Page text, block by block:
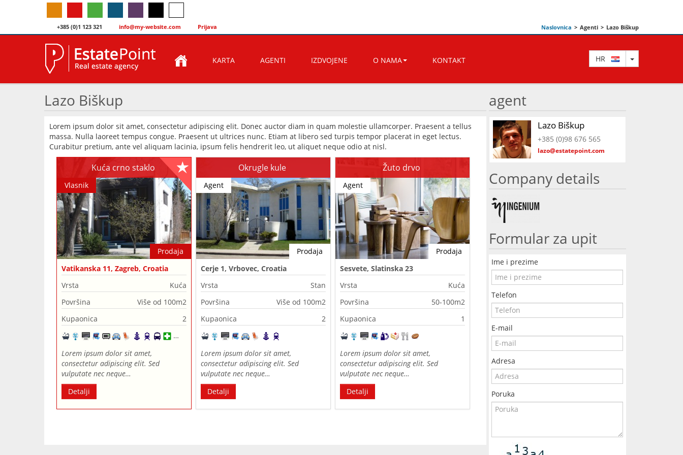
+385 (0)1 123 321 info@my-website.com Prijava Naslovnica > Agenti > Lazo Biškup
HR TOGGLE
KARTA AGENTI IZDVOJENE O NAMA KONTAKT
Lazo Biškup
Lorem ipsum dolor sit amet, consectetur adipiscing elit. Donec auctor diam in quam molestie ullamcorper. Praesent a tellus
massa. Nulla laoreet tempus congue. Praesent ut ultrices nunc. Etiam at libero sed turpis tempor placerat in eget lectus.
Curabitur pretium, ante vel aliquam lacinia, ipsum felis hendrerit leo, ut aliquet neque odio at nisl.
Kuća crno staklo
Prodaja
Vlasnik
Vatikanska 11, Zagreb, Croatia
Vrsta
Kuća
Površina
Više od 100m2
Kupaonica
2
Lorem ipsum dolor sit amet,
consectetur adipiscing elit. Sed
vulputate nec neque…
Detalji
Okrugle kule
Prodaja
Agent
Cerje 1, Vrbovec, Croatia
Vrsta
Stan
Površina
Više od 100m2
Kupaonica
2
Lorem ipsum dolor sit amet,
consectetur adipiscing elit. Sed
vulputate nec neque…
Detalji
Žuto drvo
Prodaja
Agent
Sesvete, Slatinska 23
Vrsta
Kuća
Površina
50-100m2
Kupaonica
1
Lorem ipsum dolor sit amet,
consectetur adipiscing elit. Sed
vulputate nec neque…
Detalji
agent
Lazo Biškup
+385 (0)98 676 565
lazo@estatepoint.com
Company details
Formular za upit
Ime i prezime
Telefon
E-mail
Adresa
Poruka